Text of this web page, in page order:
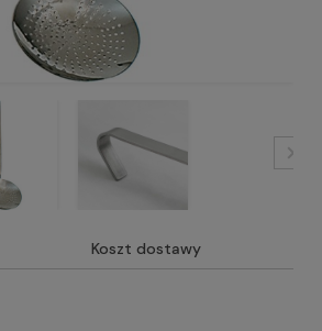
Koszt dostawy